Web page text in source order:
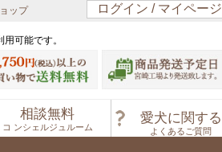
ップ ログイン / マイページ
可能です。
相談無料
コ ンシェルジュルーム
愛犬に関する
よくあるご質問